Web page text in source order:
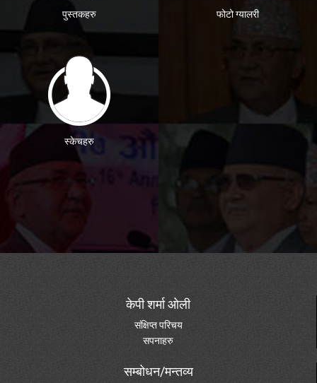
पुस्तकहरु फोटो ग्यालरी
स्केचहरु
केपी शर्मा ओली
संक्षिप्त परिचय
सपनाहरु
सम्बोधन/मन्तव्य